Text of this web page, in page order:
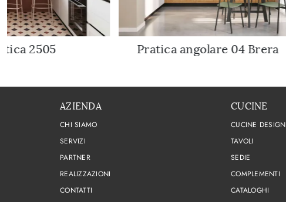
2505 Pratica angolare 04 Brera
AZIENDA
CHI SIAMO
SERVIZI
PARTNER
REALIZZAZIONI
CONTATTI
CUCINE
CUCINE DESIGN
TAVOLI
SEDIE
COMPLEMENTI
CATALOGHI